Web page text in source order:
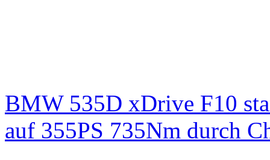
BMW 535D xDrive F10
auf 355PS 735Nm durch